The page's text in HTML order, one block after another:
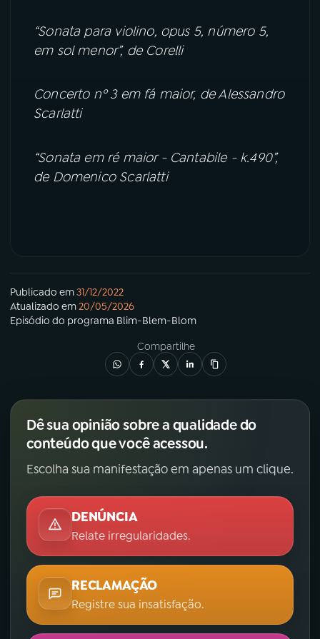
“Sonata para violino, opus 5, número 5,
em sol menor”, de Corelli
Concerto nº 3 em fá maior, de Alessandro
Scarlatti
“Sonata em ré maior - Cantabile - k.490”,
de Domenico Scarlatti
Publicado em31/12/2022
Atualizado em20/05/2026
Episódio do programa Blim-Blem-Blom
Compartilhe
Dê sua opinião sobre a qualidade do
conteúdo que você acessou.
Escolha sua manifestação em apenas um clique.
DENÚNCIA
Relate irregularidades.
RECLAMAÇÃO
Registre sua insatisfação.